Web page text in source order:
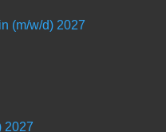
(m/w/d) 2027
2027